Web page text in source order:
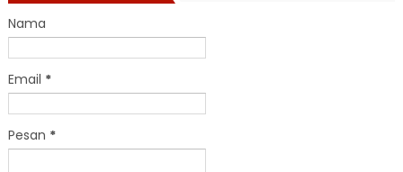
Nama
Email *
Pesan *